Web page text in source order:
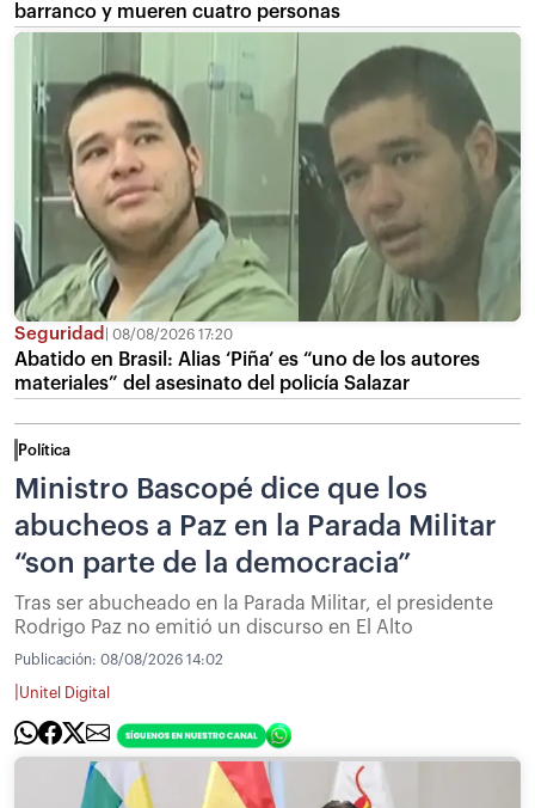
barranco y mueren cuatro personas
Seguridad 08/08/2026 17:20
Abatido en Brasil: Alias ‘Piña’ es “uno de los autores
materiales” del asesinato del policía Salazar
Política
Ministro Bascopé dice que los
abucheos a Paz en la Parada Militar
“son parte de la democracia”
Tras ser abucheado en la Parada Militar, el presidente
Rodrigo Paz no emitió un discurso en El Alto
Publicación: 08/08/2026 14:02
Unitel Digital